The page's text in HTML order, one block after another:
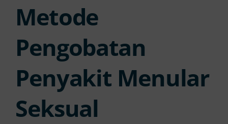
Metode
Pengobatan
Penyakit Menular
Seksual